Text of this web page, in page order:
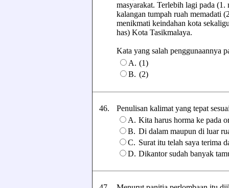
masyarakat. Terlebih lagi pada (1.
kalangan tumpah ruah memadati
menikmati keindahan kota
has) Kota Tasikmalaya.
Kata yang salah penggunaannya
A. (1)
B. (2)
46.
Penulisan kalimat yang tepat
A. Kita harus horma ke pada
B. Di dalam maupun di luar
C. Surat itu telah saya terima
D. Dikantor sudah banyak